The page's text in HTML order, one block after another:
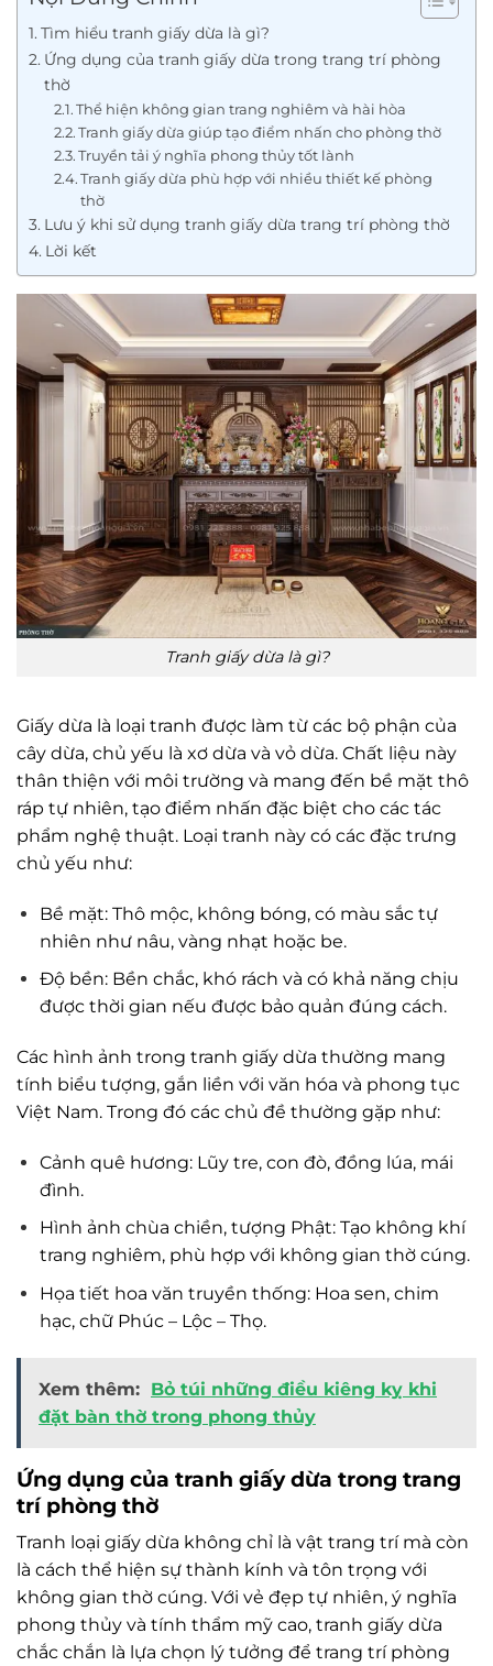
Tìm hiểu tranh giấy dừa là gì?
Ứng dụng của tranh giấy dừa trong trang trí phòng
thờ
Thể hiện không gian trang nghiêm và hài hòa
Tranh giấy dừa giúp tạo điểm nhấn cho phòng thờ
Truyền tải ý nghĩa phong thủy tốt lành
Tranh giấy dừa phù hợp với nhiều thiết kế phòng
thờ
Lưu ý khi sử dụng tranh giấy dừa trang trí phòng thờ
Lời kết
Tranh giấy dừa là gì?
Giấy dừa là loại tranh được làm từ các bộ phận của
cây dừa, chủ yếu là xơ dừa và vỏ dừa. Chất liệu này
thân thiện với môi trường và mang đến bề mặt thô
ráp tự nhiên, tạo điểm nhấn đặc biệt cho các tác
phẩm nghệ thuật. Loại tranh này có các đặc trưng
chủ yếu như:
Bề mặt: Thô mộc, không bóng, có màu sắc tự
nhiên như nâu, vàng nhạt hoặc be.
Độ bền: Bền chắc, khó rách và có khả năng chịu
được thời gian nếu được bảo quản đúng cách.
Các hình ảnh trong tranh giấy dừa thường mang
tính biểu tượng, gắn liền với văn hóa và phong tục
Việt Nam. Trong đó các chủ đề thường gặp như:
Cảnh quê hương: Lũy tre, con đò, đồng lúa, mái
đình.
Hình ảnh chùa chiền, tượng Phật: Tạo không khí
trang nghiêm, phù hợp với không gian thờ cúng.
Họa tiết hoa văn truyền thống: Hoa sen, chim
hạc, chữ Phúc – Lộc – Thọ.
Xem thêm: Bỏ túi những điều kiêng kỵ khi
đặt bàn thờ trong phong thủy
Ứng dụng của tranh giấy dừa trong trang
trí phòng thờ
Tranh loại giấy dừa không chỉ là vật trang trí mà còn
là cách thể hiện sự thành kính và tôn trọng với
không gian thờ cúng. Với vẻ đẹp tự nhiên, ý nghĩa
phong thủy và tính thẩm mỹ cao, tranh giấy dừa
chắc chắn là lựa chọn lý tưởng để trang trí phòng